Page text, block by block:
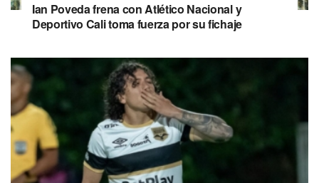
Ian Poveda frena con Atlético Nacional y
Deportivo Cali toma fuerza por su fichaje